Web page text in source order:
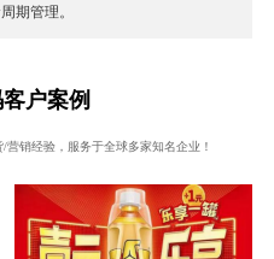
期管理。
户案例
销经验，服务于全球多家知名企业！